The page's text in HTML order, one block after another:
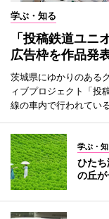
学ぶ・知る
「投稿鉄道ユニ
広告枠を作品発
茨城県にゆかりのある
ィブプロジェクト「投
線の車内で行われている
学ぶ・
ひた
の丘